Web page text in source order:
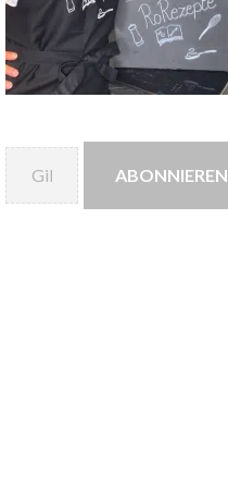
Gib deine E-Mail-Adresse ein ...
ABONNIEREN